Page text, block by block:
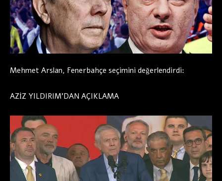
Mehmet Arslan, Fenerbahçe seçimini değerlendirdi:
AZİZ YILDIRIM’DAN AÇIKLAMA